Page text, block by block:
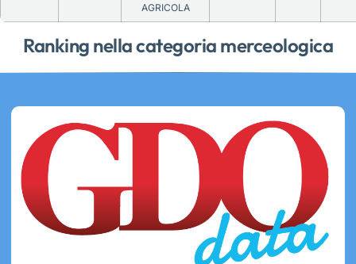
Ranking nella categoria merceologica
AGRICOLA